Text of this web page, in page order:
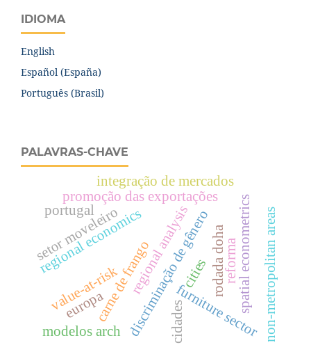
IDIOMA
English
Español (España)
Português (Brasil)
PALAVRAS-CHAVE
discriminação de gênero
promoção das exportações
regional economicsregional analysis
carne de frango
integração de mercados
furniture sector non-metropolitan areas
setor moveleiro
cidades
spatial econometrics
cities
value-at-risk rodada doha
modelos arch
europa
portugal
reforma